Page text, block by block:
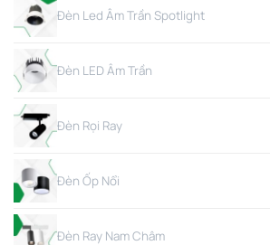
Đèn Led Âm Trần Spotlight
Đèn LED Âm Trần
Đèn Rọi Ray
Đèn Ốp Nổi
Đèn Ray Nam Châm